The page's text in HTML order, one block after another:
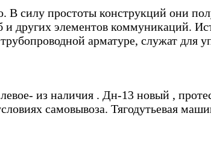
В силу простоты конструкций они
других элементов коммуникаций.
арматуре, служат для
из наличия . Дн-13 новый ,
самовывоза. Тягодутьевая